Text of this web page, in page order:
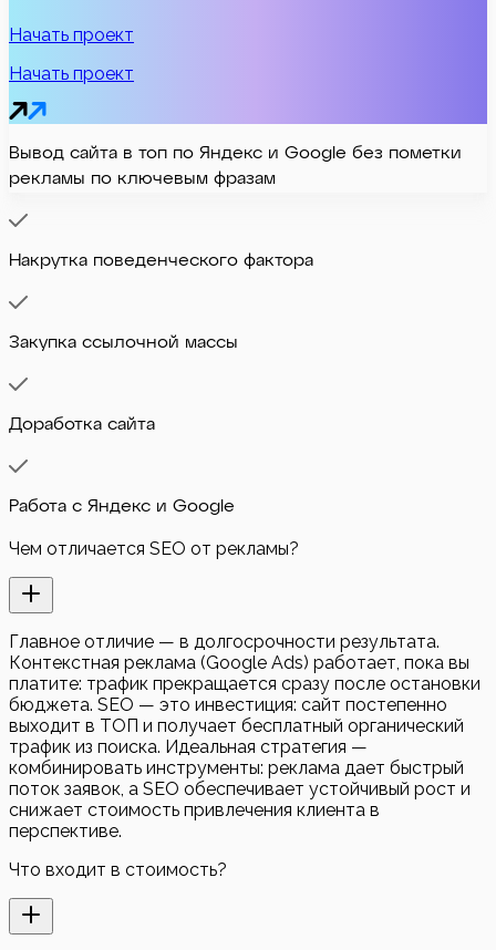
Начать проект
Начать проект
Вывод сайта в топ по Яндекс и Google без пометки
рекламы по ключевым фразам
Накрутка поведенческого фактора
Закупка ссылочной массы
Доработка сайта
Работа с Яндекс и Google
Чем отличается SEO от рекламы?
Главное отличие — в долгосрочности результата.
Контекстная реклама (Google Ads) работает, пока вы
платите: трафик прекращается сразу после остановки
бюджета. SEO — это инвестиция: сайт постепенно
выходит в ТОП и получает бесплатный органический
трафик из поиска. Идеальная стратегия —
комбинировать инструменты: реклама дает быстрый
поток заявок, а SEO обеспечивает устойчивый рост и
снижает стоимость привлечения клиента в
перспективе.
Что входит в стоимость?